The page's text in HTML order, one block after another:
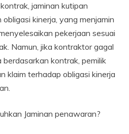
jaminan kutipan
kinerja, yang menjamin
pekerjaan sesuai
Namun, jika kontraktor gagal
kontrak, pemilik
klaim terhadap obligasi kinerja
Jaminan penawaran?